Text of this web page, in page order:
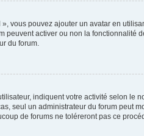
vous pouvez ajouter un avatar en
peuvent activer ou non la
du forum.
indiquent votre activité selon
seul un administrateur du forum peut
de forums ne toléreront pas ce